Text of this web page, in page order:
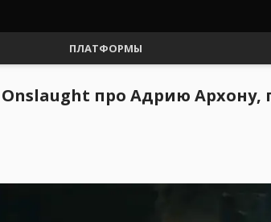
ПЛАТФОРМЫ
Onslaught про Адрию